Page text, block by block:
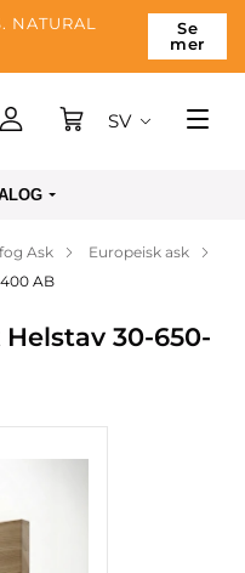
NATURAL
Se
mer
SV
Ask
Europeisk ask
AB
30-650-